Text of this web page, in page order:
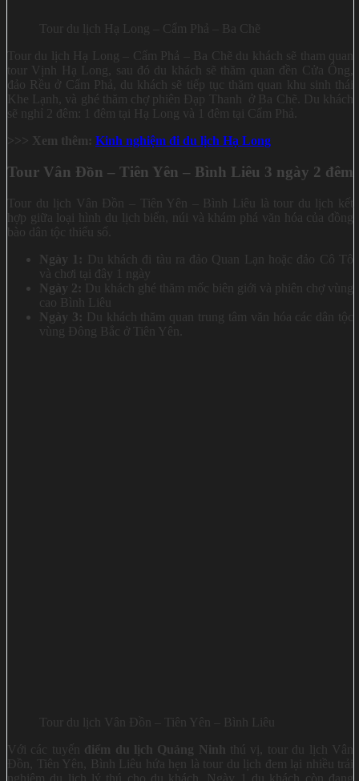
Tour du lịch Hạ Long – Cẩm Phả – Ba Chẽ
Tour du lịch Hạ Long – Cẩm Phả – Ba Chẽ du khách sẽ tham quan
tour Vịnh Hạ Long, sau đó du khách sẽ thăm quan đền Cửa Ông,
đảo Rều ở Cẩm Phả, du khách sẽ tiếp tục thăm quan khu sinh thái
Khe Lạnh, và ghé thăm chợ phiên Đạp Thanh ở Ba Chẽ. Du khách
sẽ nghỉ 2 đêm: 1 đêm tại Hạ Long và 1 đêm tại Cẩm Phả.
>>> Xem thêm: Kinh nghiệm đi du lịch Hạ Long
Tour Vân Đồn – Tiên Yên – Bình Liêu 3 ngày 2 đêm
Tour du lịch Vân Đồn – Tiên Yên – Bình Liêu là tour du lịch kết
hợp giữa loại hình du lịch biển, núi và khám phá văn hóa của đồng
bào dân tộc thiểu số.
Ngày 1: Du khách đi tàu ra đảo Quan Lạn hoặc đảo Cô Tô
và chơi tại đây 1 ngày
Ngày 2: Du khách ghé thăm mốc biên giới và phiên chợ vùng
cao Bình Liêu
Ngày 3: Du khách thăm quan trung tâm văn hóa các dân tộc
vùng Đông Bắc ở Tiên Yên.
Tour du lịch Vân Đồn – Tiên Yên – Bình Liêu
Với các tuyến điểm du lịch Quảng Ninh thú vị, tour du lịch Vân
Đồn, Tiên Yên, Bình Liêu hứa hẹn là tour du lịch đem lại nhiều trải
nghiệm du lịch lý thú cho du khách. Ngày 1 du khách còn đang